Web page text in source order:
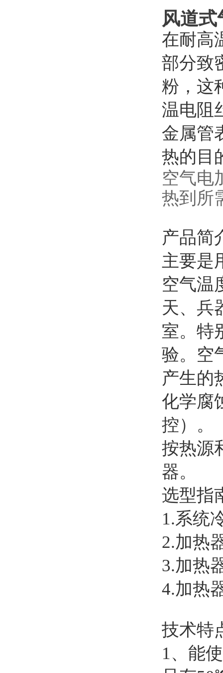
风道
在耐高
部分致
粉，这
温电阻
金属管
热的目
空气电
热到所
产品简
主要是
空气温
天、兵
室。特
验。空
产生的
化学腐
控）。
按热源
器。
选型指
1.系统
2.加热
3.加热
4.加热
技术特
1、能